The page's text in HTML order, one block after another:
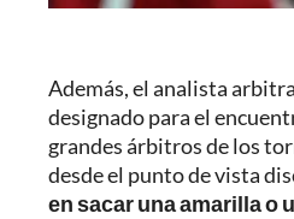
Además, el analista
designado para el
grandes árbitros de los
desde el punto de vista
en sacar una amarilla o